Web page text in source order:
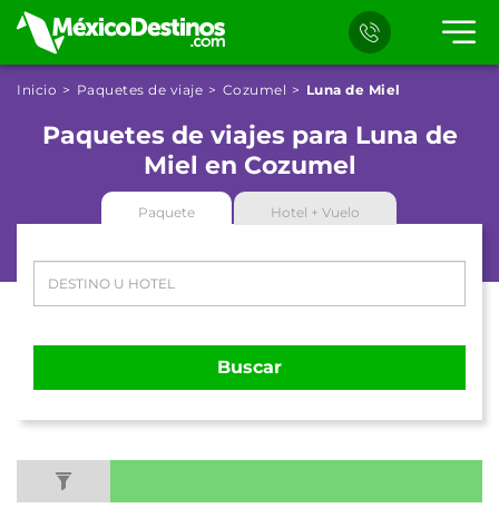
Inicio Paquetes de viaje Cozumel Luna de Miel
Paquetes de viajes para Luna de
Miel en Cozumel
Paquete Hotel + Vuelo
Buscar